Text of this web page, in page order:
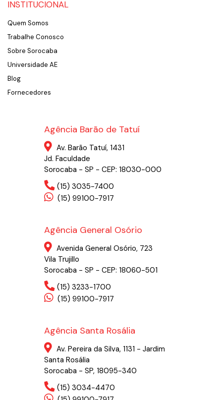
INSTITUCIONAL
Quem Somos
Trabalhe Conosco
Sobre Sorocaba
Universidade AE
Blog
Fornecedores
Agência Barão de Tatuí
Av. Barão Tatuí, 1431
Jd. Faculdade
Sorocaba - SP - CEP: 18030-000
(15) 3035-7400
(15) 99100-7917
Agência General Osório
Avenida General Osório, 723
Vila Trujillo
Sorocaba - SP - CEP: 18060-501
(15) 3233-1700
(15) 99100-7917
Agência Santa Rosália
Av. Pereira da Silva, 1131 - Jardim
Santa Rosália
Sorocaba - SP, 18095-340
(15) 3034-4470